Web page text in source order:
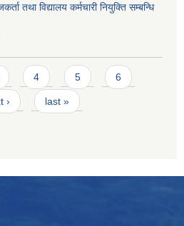
तथा विद्यालय कर्मचारी नियुक्ति सम्बन्धि
4 5 6
› last »